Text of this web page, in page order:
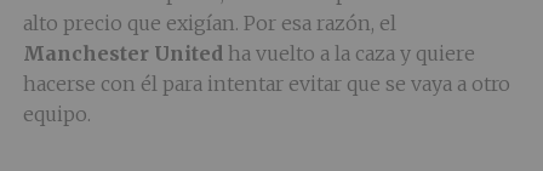
alto precio que exigían. Por esa razón, el
Manchester Unitedha vuelto a la caza y quiere
hacerse con él para intentar evitar que se vaya a otro
equipo.